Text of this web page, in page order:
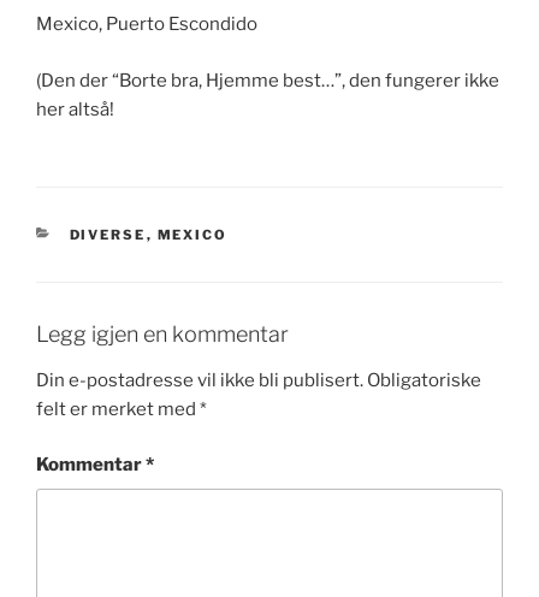
Mexico, Puerto Escondido
(Den der “Borte bra, Hjemme best…”, den fungerer ikke
her altså!
KATEGORIER
DIVERSE , MEXICO
Legg igjen en kommentar
Din e-postadresse vil ikke bli publisert. Obligatoriske
felt er merket med *
Kommentar*